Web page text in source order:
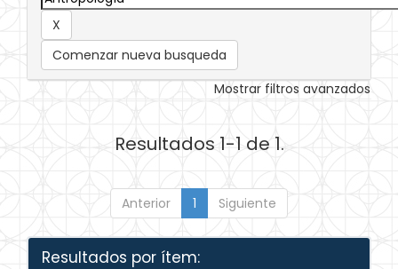
Comenzar nueva busqueda
Mostrar filtros avanzados
Resultados 1-1 de 1.
Anterior 1 Siguiente
Resultados por ítem: